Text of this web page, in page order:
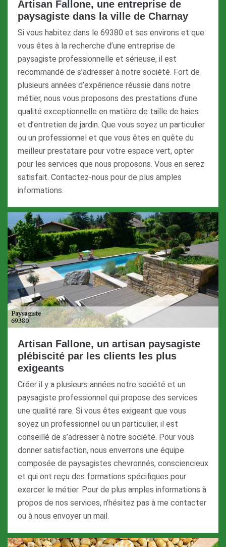
Artisan Fallone, une entreprise de
paysagiste dans la ville de Charnay
Si vous habitez dans le 69380 et ses environs et que
vous êtes à la recherche d’une entreprise de
paysagiste professionnelle et sérieuse, il est
recommandé de s’adresser à notre société. Fort de
plusieurs années d’expérience réussie dans notre
métier, nous vous proposons des prestations d’une
qualité exceptionnelle en matière de taille de haies
et d’entretien de jardin. Que vous soyez un particulier
ou un professionnel et que vous êtes en quête du
meilleur prestataire pour votre espace vert, opter
pour les services que nous proposons. Vous en serez
satisfait. Contactez-nous pour de plus amples
informations.
Artisan Fallone, un artisan paysagiste
plébiscité par les clients les plus
exigeants
Créer il y a plusieurs années notre société et un
paysagiste professionnel qui propose des services
une qualité rare. Si vous êtes exigeant que vous
soyez un professionnel ou un particulier, il est
conseillé de s’adresser à notre société. Pour vous
donner satisfaction, nous enverrons une équipe
composée de paysagistes chevronnés, consciencieux
et qui ont reçu des formations spécifiques pour
exercer le métier. Pour de plus amples informations à
propos de nos services, n’hésitez pas à me contacter
ou à nous envoyer un mail.